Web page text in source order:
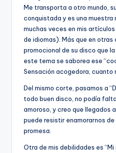
Me transporta a otro mundo,
conquistada y es una muestra
muchas veces en mis
de idiomas). Más que en otras
promocional de su disco que
este tema se saborea ese
Sensación acogedora, cuanto
Del mismo corte, pasamos a
todo buen disco, no podía
amoroso, y creo que llegados
puede resistir enamorarnos
promesa.
Otra de mis debilidades es “Mi